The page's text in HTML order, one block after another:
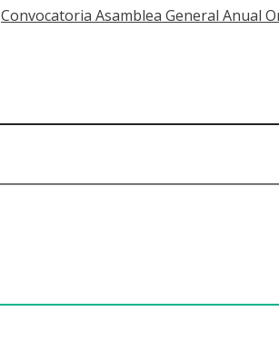
Convocatoria Asamblea General Anual